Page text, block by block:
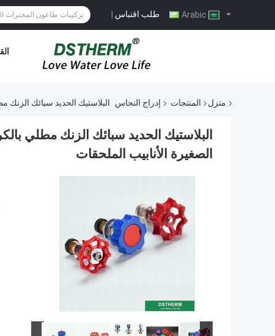
طلب اقتباس |
منزل المنتجات إدراج النحاس البلاستيك الحديد سبائك
البلاستيك الحديد سبائك الزنك
الصغيرة الأنابيب الملحقات